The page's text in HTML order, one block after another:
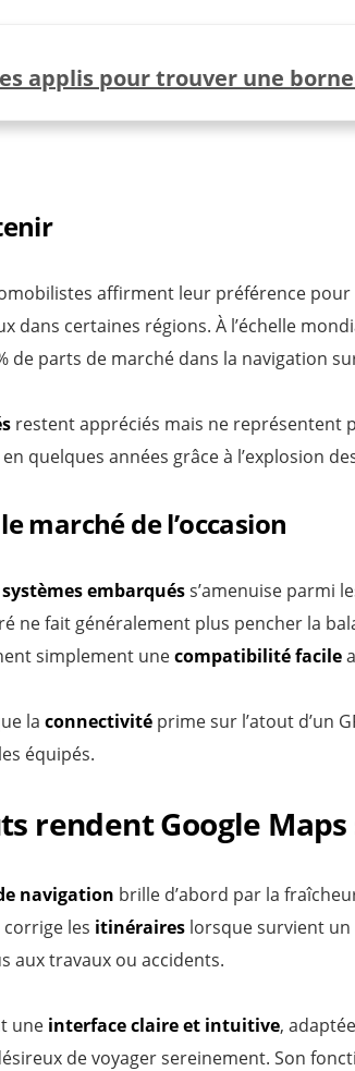
applis pour trouver une
affirment leur préférence pour
dans certaines régions. À l’échelle
de parts de marché dans la navigation
restent appréciés mais ne représentent
en quelques années grâce à l’explosion
marché de l’occasion
systèmes embarquéss’amenuise parmi
ne fait généralement plus pencher la
simplement unecompatibilité facile
la connectivité prime sur l’atout d’un
équipés.
rendent Google
navigation brille d’abord par la
corrige les itinéraires lorsque survient
aux travaux ou accidents.
une interface claire et intuitive,
de voyager sereinement. Son